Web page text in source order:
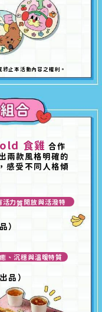
止本活動內容之權利。
食雞 合作
兩款風格明確的
感受不同人格傾
輕快、有活力、開放與活潑特質
）
、沉穩與溫暖特質
品）